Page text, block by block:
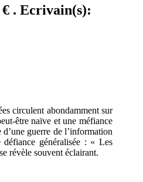
€ . Ecrivain(s):
circulent abondamment sur
être naïve et une méfiance
guerre de l’information
défiance généralisée : « Les
révèle souvent éclairant.